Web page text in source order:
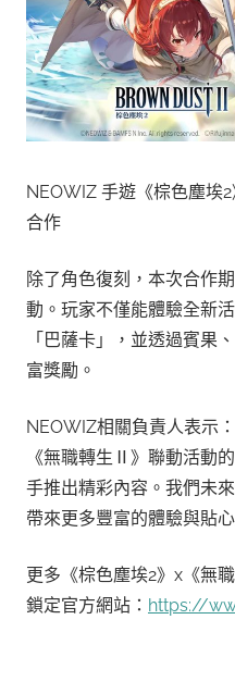
NEOWIZ 手遊《棕色塵埃
合作
除了角色復刻，本次合作
動。玩家不僅能體驗全新
「巴薩卡」，並透過賓果
富獎勵。
NEOWIZ相關負責人表示
《無職轉生Ⅱ》聯動活動
手推出精彩內容。我們未
帶來更多豐富的體驗與貼心
更多《棕色塵埃2》x《無
鎖定官方網站： https://